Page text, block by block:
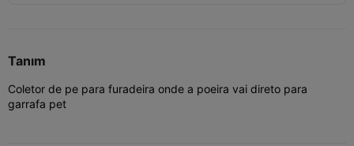
Tanım
Coletor de pe para furadeira onde a poeira vai direto para
garrafa pet